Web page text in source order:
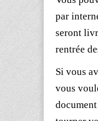
par
seront
rentrée
Si vous
vous